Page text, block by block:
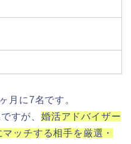
月に7名です。
すが、 婚活アドバイザー
ッチする相手を厳選・